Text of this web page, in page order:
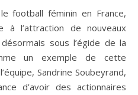
football féminin en France,
à l’attraction de nouveaux
sous l’égide de la
un exemple de cette
Sandrine Soubeyrand,
d’avoir des actionnaires